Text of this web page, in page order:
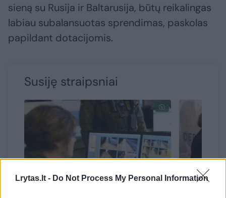
Lrytas.lt - Do Not Process My Personal Information
sieną su Rusija ir Baltarusija, būtų reikalingas
labiau subalansuotas sprendimas, paskolas
papildant dotacijomis.
Susiję straipsniai
→